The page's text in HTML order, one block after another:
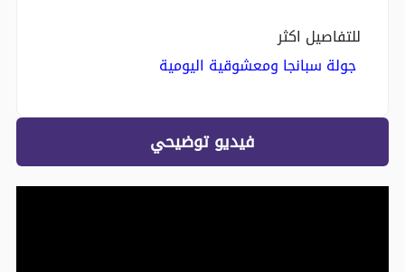
للتفاصيل اكثر
جولة سبانجا ومعشوقية اليومية
فيديو توضيحي